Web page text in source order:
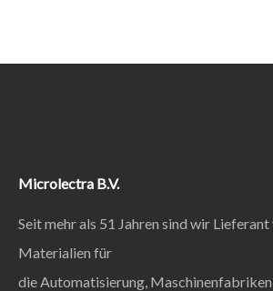
Microlectra B.V.
Seit mehr als 51 Jahren sind wir
Materialien für
die Automatisierung, Maschinenfabriken,